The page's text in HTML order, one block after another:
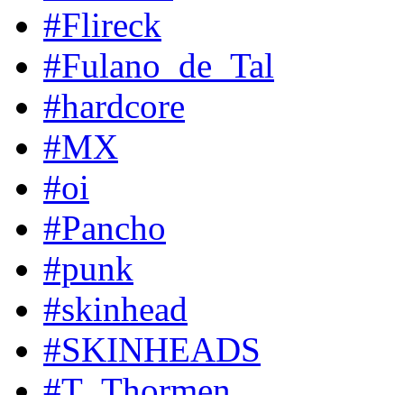
#Flireck
#Fulano_de_Tal
#hardcore
#MX
#oi
#Pancho
#punk
#skinhead
#SKINHEADS